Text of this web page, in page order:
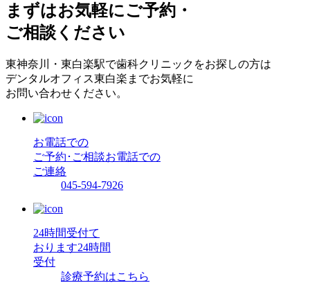
まずはお気軽にご予約・
ご相談ください
東神奈川・東白楽駅で歯科クリニックをお探しの方は
デンタルオフィス東白楽までお気軽に
お問い合わせください。
お電話での
ご予約･ご相談お電話での
ご連絡
045-594-7926
24時間受付て
おります24時間
受付
診療予約はこちら